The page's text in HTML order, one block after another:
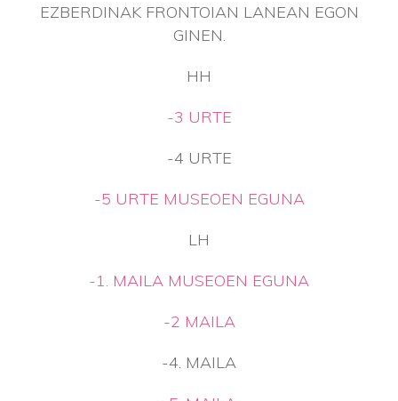
EZBERDINAK FRONTOIAN LANEAN EGON
GINEN.
HH
-3 URTE
-4 URTE
-5 URTE MUSEOEN EGUNA
LH
-1. MAILA MUSEOEN EGUNA
-2 MAILA
-4. MAILA